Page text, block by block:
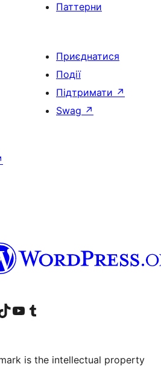
Паттерни
Приєднатися
Події
Підтримати ↗
Swag ↗
Facebook
accountaccount
our TikTok account
Visit our YouTube channel
Visit our Tumblr account
is the intellectual property